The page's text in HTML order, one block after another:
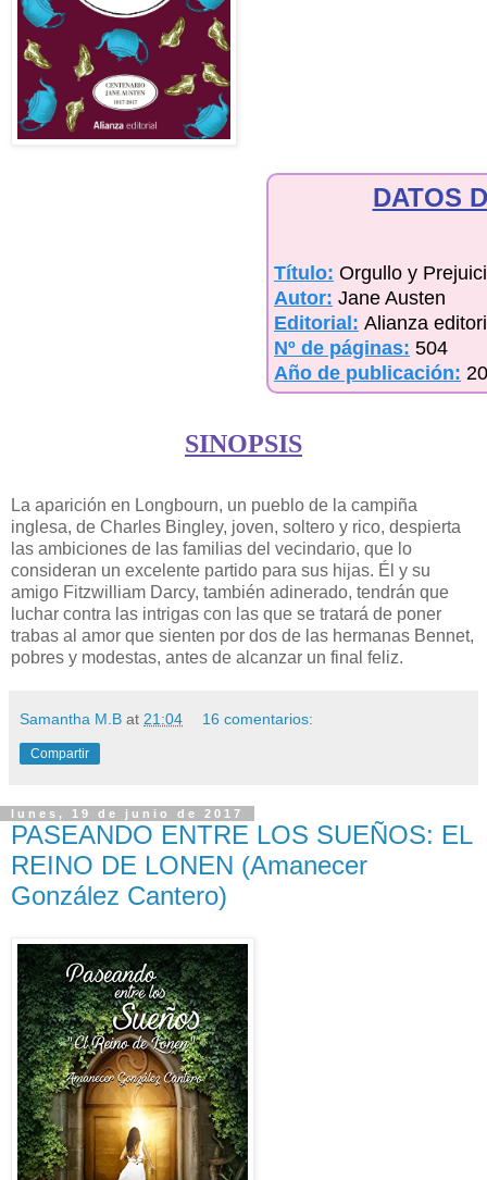
DATOS
Título: Orgullo y
Autor: Jane Austen
Editorial: Alianza
Nº de páginas: 504
Año de publicación:
SINOPSIS
La aparición en Longbourn, un pueblo de la campiña
inglesa, de Charles Bingley, joven, soltero y rico, despierta
las ambiciones de las familias del vecindario, que lo
consideran un excelente partido para sus hijas. Él y su
amigo Fitzwilliam Darcy, también adinerado, tendrán que
luchar contra las intrigas con las que se tratará de poner
trabas al amor que sienten por dos de las hermanas Bennet,
pobres y modestas, antes de alcanzar un final feliz.
Samantha M.B at 21:04 16 comentarios:
Compartir
lunes, 19 de junio de 2017
PASEANDO ENTRE LOS SUEÑOS: EL
REINO DE LONEN (Amanecer
González Cantero)